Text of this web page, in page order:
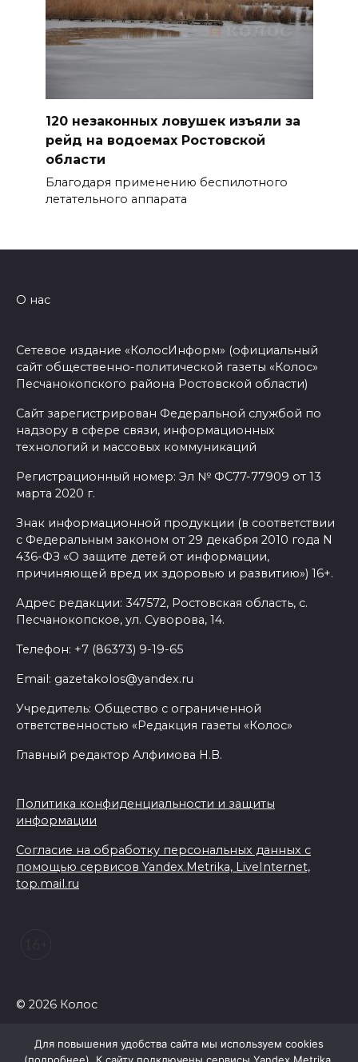
120 незаконных ловушек изъяли за
рейд на водоемах Ростовской
области
Благодаря применению беспилотного
летательного аппарата
О нас
Сетевое издание «КолосИнформ» (официальный
сайт общественно-политической газеты «Колос»
Песчанокопского района Ростовской области)
Сайт зарегистрирован Федеральной службой по
надзору в сфере связи, информационных
технологий и массовых коммуникаций
Регистрационный номер: Эл № ФС77-77909 от 13
марта 2020 г.
Знак информационной продукции (в соответствии
с Федеральным законом от 29 декабря 2010 года N
436-ФЗ «О защите детей от информации,
причиняющей вред их здоровью и развитию») 16+.
Адрес редакции: 347572, Ростовская область, с.
Песчанокопское, ул. Суворова, 14.
Телефон: +7 (86373) 9-19-65
Email: gazetakolos@yandex.ru
Учредитель: Общество с ограниченной
ответственностью «Редакция газеты «Колос»
Главный редактор Алфимова Н.В.
Политика конфиденциальности и защиты
информации
Согласие на обработку персональных данных с
помощью сервисов Yandex.Metrika, LiveInternet,
top.mail.ru
© 2026 Колос
Для повышения удобства сайта мы используем cookies